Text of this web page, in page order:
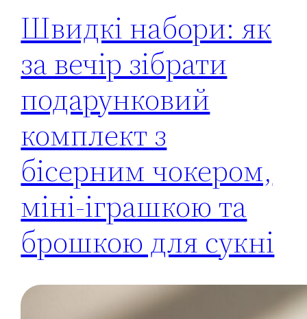
Швидкі набори: як
за вечір зібрати
подарунковий
комплект з
бісерним чокером,
міні-іграшкою та
брошкою для сукні